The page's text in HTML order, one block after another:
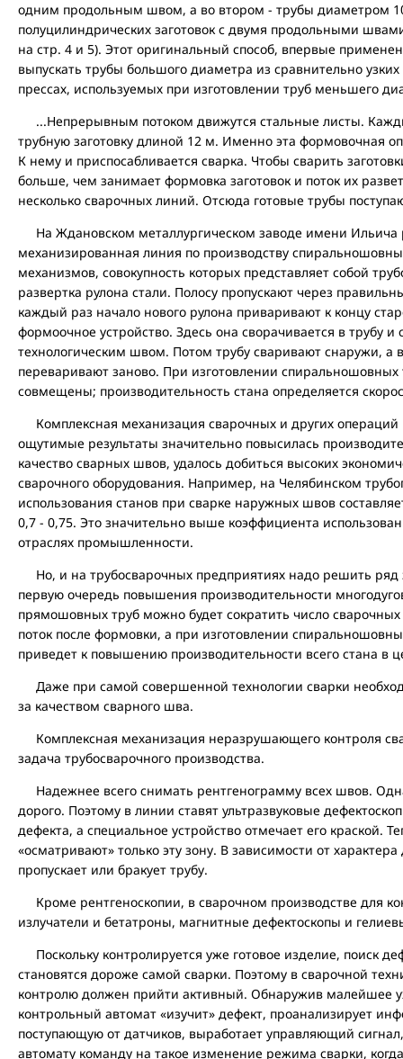
одним продольным швом, а во втором - трубы диаметром
полуцилиндрических заготовок с двумя продольными
на стр. 4 и 5). Этот оригинальный способ, впервые
выпускать трубы большого диаметра из сравнительно
прессах, используемых при изготовлении труб меньшего
...Непрерывным потоком движутся стальные листы.
трубную заготовку длиной 12 м. Именно эта формовочная
К нему и приспосабливается сварка. Чтобы сварить
больше, чем занимает формовка заготовок и поток их
несколько сварочных линий. Отсюда готовые трубы
На Ждановском металлургическом заводе имени Ильича
механизированная линия по производству
механизмов, совокупность которых представляет собой
развертка рулона стали. Полосу пропускают через
каждый раз начало нового рулона приваривают к концу
формоочное устройство. Здесь она сворачивается в трубу
технологическим швом. Потом трубу сваривают снаружи,
переваривают заново. При изготовлении
совмещены; производительность стана определяется
Комплексная механизация сварочных и других операций
ощутимые результаты значительно повысилась
качество сварных швов, удалось добиться высоких
сварочного оборудования. Например, на Челябинском
использования станов при сварке наружных швов
0,7 - 0,75. Это значительно выше коэффициента
отраслях промышленности.
Но, и на трубосварочных предприятиях надо решить ряд
первую очередь повышения производительности
прямошовных труб можно будет сократить число
поток после формовки, а при изготовлении
приведет к повышению производительности всего стана в
Даже при самой совершенной технологии сварки
за качеством сварного шва.
Комплексная механизация неразрушающего контроля
задача трубосварочного производства.
Надежнее всего снимать рентгенограмму всех швов.
дорого. Поэтому в линии ставят ультразвуковые
дефекта, а специальное устройство отмечает его краской.
«осматривают» только эту зону. В зависимости от
пропускает или бракует трубу.
Кроме рентгеноскопии, в сварочном производстве для
излучатели и бетатроны, магнитные дефектоскопы и
Поскольку контролируется уже готовое изделие, поиск
становятся дороже самой сварки. Поэтому в сварочной
контролю должен прийти активный. Обнаружив малейшее
контрольный автомат «изучит» дефект, проанализирует
поступающую от датчиков, выработает управляющий
автомату команду на такое изменение режима сварки,